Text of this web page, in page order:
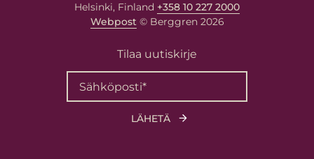
Helsinki, Finland +358 10 227 2000
Webpost© Berggren 2026
Tilaa uutiskirje